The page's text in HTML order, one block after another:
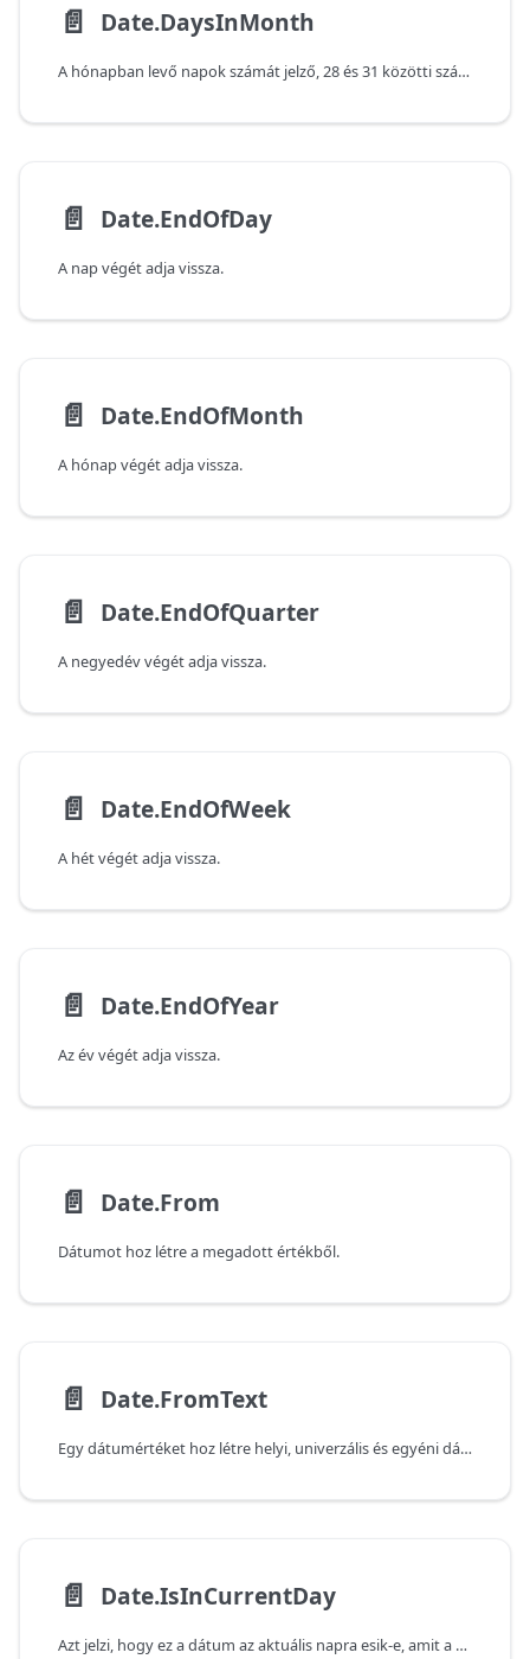
📄️ Date.DaysInMonth
A hónapban levő napok számát jelző, 28 és 31 közötti számot ad vissza.
📄️ Date.EndOfDay
A nap végét adja vissza.
📄️ Date.EndOfMonth
A hónap végét adja vissza.
📄️ Date.EndOfQuarter
A negyedév végét adja vissza.
📄️ Date.EndOfWeek
A hét végét adja vissza.
📄️ Date.EndOfYear
Az év végét adja vissza.
📄️ Date.From
Dátumot hoz létre a megadott értékből.
📄️ Date.FromText
Egy dátumértéket hoz létre helyi, univerzális és egyéni dátumformátumokból.
📄️ Date.IsInCurrentDay
Azt jelzi, hogy ez a dátum az aktuális napra esik-e, amit a rendszeren beállított aktuális dátum és idő határoz meg.